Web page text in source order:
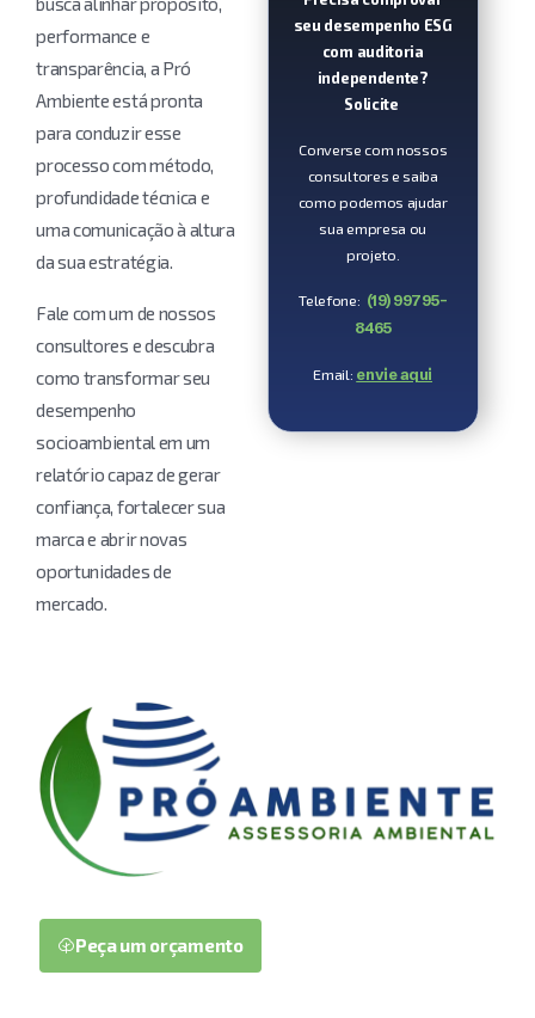
performance e
transparência, a Pró
Ambiente está pronta
para conduzir esse
processo com método,
profundidade técnica e
uma comunicação à altura
da sua estratégia.
Fale com um de nossos
consultores e descubra
como transformar seu
desempenho
socioambiental em um
relatório capaz de gerar
confiança, fortalecer sua
marca e abrir novas
oportunidades de
mercado.
seu desempenho ESG
com auditoria
independente?
Solicite
Converse com nossos
consultores e saiba
como podemos ajudar
sua empresa ou
projeto.
Telefone: (19) 99795-
8465
Email: envie aqui
Peça um orçamento